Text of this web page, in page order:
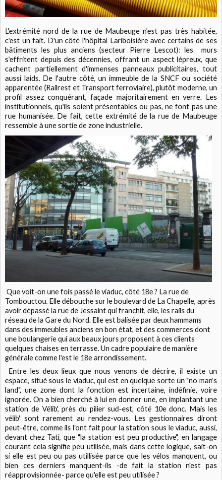
L'extrémité nord de la rue de Maubeuge n'est pas très habitée,
c'est un fait. D'un côté l'hôpital Lariboisière avec certains de ses
bâtiments les plus anciens (secteur Pierre Lescot): les murs
s'effritent depuis des décennies, offrant un aspect lépreux, que
cachent partiellement d'immenses panneaux publicitaires, tout
aussi laids. De l'autre côté, un immeuble de la SNCF ou société
apparentée (Railrest et Transport ferroviaire), plutôt moderne, un
profil assez conquérant, façade majoritairement en verre. Les
institutionnels, qu'ils soient présentables ou pas, ne font pas une
rue humanisée. De fait, cette extrémité de la rue de Maubeuge
ressemble à une sortie de zone industrielle.
Que voit-on une fois passé le viaduc, côté 18e ? La rue de
Tombouctou. Elle débouche sur le boulevard de La Chapelle, après
avoir dépassé la rue de Jessaint qui franchit, elle, les rails du
réseau de la Gare du Nord. Elle est balisée par deux hammams
dans des immeubles anciens en bon état, et des commerces dont
une boulangerie qui aux beaux jours proposent à ces clients
quelques chaises en terrasse. Un cadre populaire de manière
générale comme l'est le 18e arrondissement.
Entre les deux lieux que nous venons de décrire, il existe un
espace, situé sous le viaduc, qui est en quelque sorte un "no man's
land", une zone dont la fonction est incertaine, indéfinie, voire
ignorée. On a bien cherché à lui en donner une, en implantant une
station de Vélib', près du pilier sud-est, côté 10e donc. Mais les
vélib' sont rarement au rendez-vous. Les gestionnaires diront
peut-être, comme ils l'ont fait pour la station sous le viaduc, aussi,
devant chez Tati, que "la station est peu productive", en langage
courant cela signifie peu utilisée, mais dans cette logique, sait-on
si elle est peu ou pas utillisée parce que les vélos manquent, ou
bien ces derniers manquent-ils -de fait la station n'est pas
réapprovisionnée- parce qu'elle est peu utilisée ?